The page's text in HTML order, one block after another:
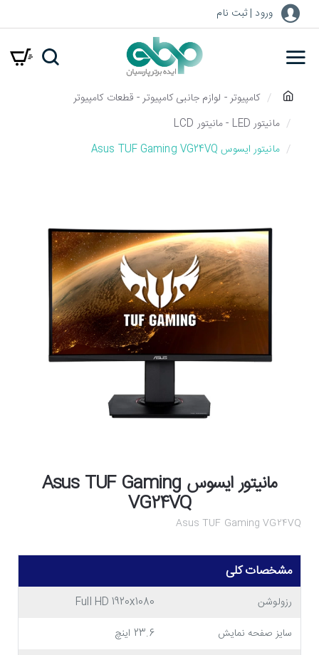
ورود | ثبت نام
o
m
کامپیوتر - لوازم جانبی کامپیوتر - قطعات کامپیوتر
مانیتور LED - مانیتور LCD
مانیتور ایسوس Asus TUF Gaming VG24VQ
مانیتور ایسوس Asus TUF Gaming
VG24VQ
Asus TUF Gaming VG24VQ
مشخصات کلی
رزولوشن
Full HD 1920x1080
سایز صفحه نمایش
23.6 اینچ